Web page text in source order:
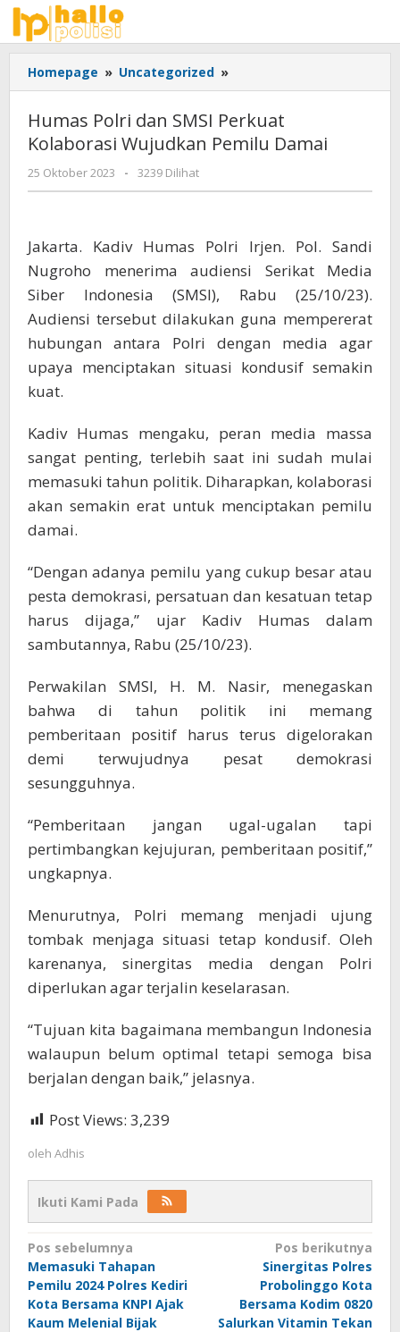
Lewati
konten
Homepage » Uncategorized »
Polri
SMSI
Perkuat
Humas Polri dan SMSI Perkuat
Kolaborasi Wujudkan Pemilu Damai
25 Oktober 2023
oleh
Adhis
- 3239 Dilihat
Jakarta. Kadiv Humas Polri Irjen. Pol. Sandi
Nugroho menerima audiensi Serikat Media
Siber Indonesia (SMSI), Rabu (25/10/23).
Audiensi tersebut dilakukan guna mempererat
hubungan antara Polri dengan media agar
upaya menciptakan situasi kondusif semakin
kuat.
Kadiv Humas mengaku, peran media massa
sangat penting, terlebih saat ini sudah mulai
memasuki tahun politik. Diharapkan, kolaborasi
akan semakin erat untuk menciptakan pemilu
damai.
“Dengan adanya pemilu yang cukup besar atau
pesta demokrasi, persatuan dan kesatuan tetap
harus dijaga,” ujar Kadiv Humas dalam
sambutannya, Rabu (25/10/23).
Perwakilan SMSI, H. M. Nasir, menegaskan
bahwa di tahun politik ini memang
pemberitaan positif harus terus digelorakan
demi terwujudnya pesat demokrasi
sesungguhnya.
“Pemberitaan jangan ugal-ugalan tapi
pertimbangkan kejujuran, pemberitaan positif,”
ungkapnya.
Menurutnya, Polri memang menjadi ujung
tombak menjaga situasi tetap kondusif. Oleh
karenanya, sinergitas media dengan Polri
diperlukan agar terjalin keselarasan.
“Tujuan kita bagaimana membangun Indonesia
walaupun belum optimal tetapi semoga bisa
berjalan dengan baik,” jelasnya.
Post Views: 3,239
oleh Adhis
Ikuti Kami Pada
Navigasi
pos
Pos sebelumnya
Memasuki Tahapan
Pemilu 2024 Polres Kediri
Kota Bersama KNPI Ajak
Kaum Melenial Bijak
Pos berikutnya
Sinergitas Polres
Probolinggo Kota
Bersama Kodim 0820
Salurkan Vitamin Tekan